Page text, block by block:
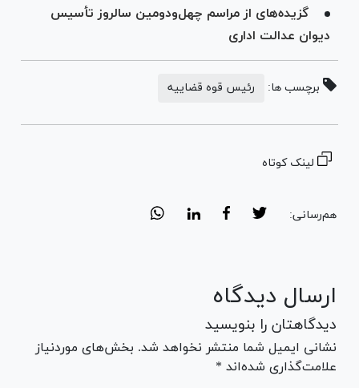
گزیده‌های از مراسم چهل‌و‌دومین سالروز تأسیس
دیوان عدالت اداری
برچسب ها: رئیس قوه قضاییه
لینک کوتاه
هم‌رسانی:
ارسال دیدگاه
دیدگاهتان را بنویسید
نشانی ایمیل شما منتشر نخواهد شد. بخش‌های موردنیاز
علامت‌گذاری شده‌اند *